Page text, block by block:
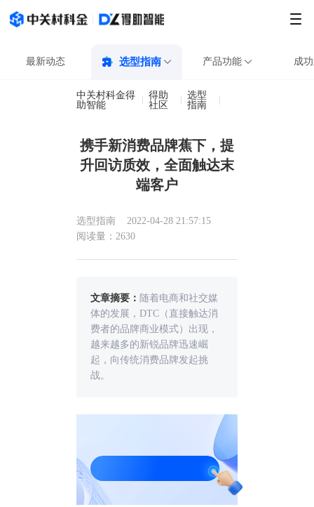
最新动态 选型指南 产品功能 成
中关村科金得
助智能
得助
社区
选型
指南
携手新消费品牌蕉下，提
升回访质效，全面触达末
端客户
选型指南
2022-04-28 21:57:15
阅读量：2630
文章摘要： 随着电商和社交媒
体的发展，DTC（直接触达消
费者的品牌商业模式）出现，
越来越多的新锐品牌迅速崛
起，向传统消费品牌发起挑
战。